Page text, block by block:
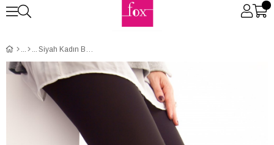
Siyah Kadın Bot C922851302